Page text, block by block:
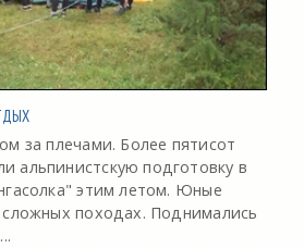
за плечами. Более пятисот
альпинистскую подготовку в
этим летом. Юные
походах. Поднимались